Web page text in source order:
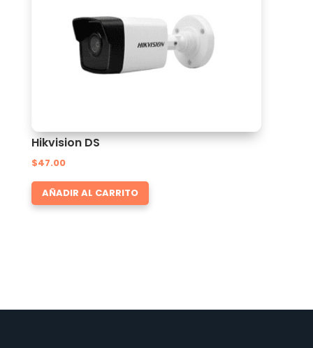
Hikvision DS
$47.00
AÑADIR AL CARRITO